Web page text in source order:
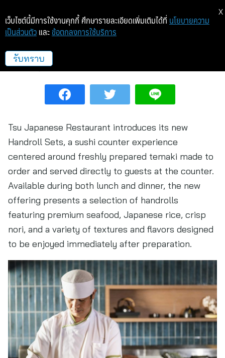
A New Handroll Experience
Life 13 พ.ค. 69 16:04
Tsu Japanese Restaurant introduces its new
Handroll Sets, a sushi counter experience
centered around freshly prepared temaki made to
order and served directly to guests at the counter.
Available during both lunch and dinner, the new
offering presents a selection of handrolls
featuring premium seafood, Japanese rice, crisp
nori, and a variety of textures and flavors designed
to be enjoyed immediately after preparation.
เว็บไซต์นี้มีการใช้งานคุกกี้ ศึกษารายละเอียดเพิ่มเติมได้ที่ นโยบายความ
เป็นส่วนตัว และ ข้อตกลงการใช้บริการ
รับทราบ
X